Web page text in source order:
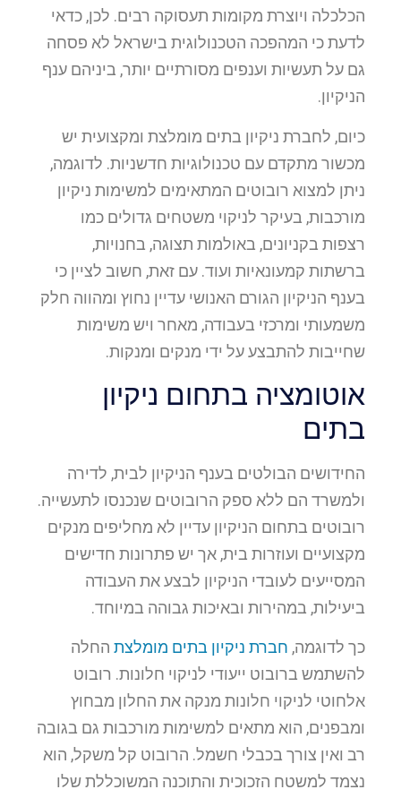
הכלכלה ויוצרת מקומות תעסוקה רבים. לכן, כדאי
לדעת כי המהפכה הטכנולוגית בישראל לא פסחה
גם על תעשיות וענפים מסורתיים יותר, ביניהם ענף
הניקיון.
כיום, לחברת ניקיון בתים מומלצת ומקצועית יש
מכשור מתקדם עם טכנולוגיות חדשניות. לדוגמה,
ניתן למצוא רובוטים המתאימים למשימות ניקיון
מורכבות, בעיקר לניקוי משטחים גדולים כמו
רצפות בקניונים, באולמות תצוגה, בחנויות,
ברשתות קמעונאיות ועוד. עם זאת, חשוב לציין כי
בענף הניקיון הגורם האנושי עדיין נחוץ ומהווה חלק
משמעותי ומרכזי בעבודה, מאחר ויש משימות
שחייבות להתבצע על ידי מנקים ומנקות.
אוטומציה בתחום ניקיון
בתים
החידושים הבולטים בענף הניקיון לבית, לדירה
ולמשרד הם ללא ספק הרובוטים שנכנסו לתעשייה.
רובוטים בתחום הניקיון עדיין לא מחליפים מנקים
מקצועיים ועוזרות בית, אך יש פתרונות חדישים
המסייעים לעובדי הניקיון לבצע את העבודה
ביעילות, במהירות ובאיכות גבוהה במיוחד.
כך לדוגמה, חברת ניקיון בתים מומלצת החלה
להשתמש ברובוט ייעודי לניקוי חלונות. רובוט
אלחוטי לניקוי חלונות מנקה את החלון מבחוץ
ומבפנים, הוא מתאים למשימות מורכבות גם בגובה
רב ואין צורך בכבלי חשמל. הרובוט קל משקל, הוא
נצמד למשטח הזכוכית והתוכנה המשוכללת שלו